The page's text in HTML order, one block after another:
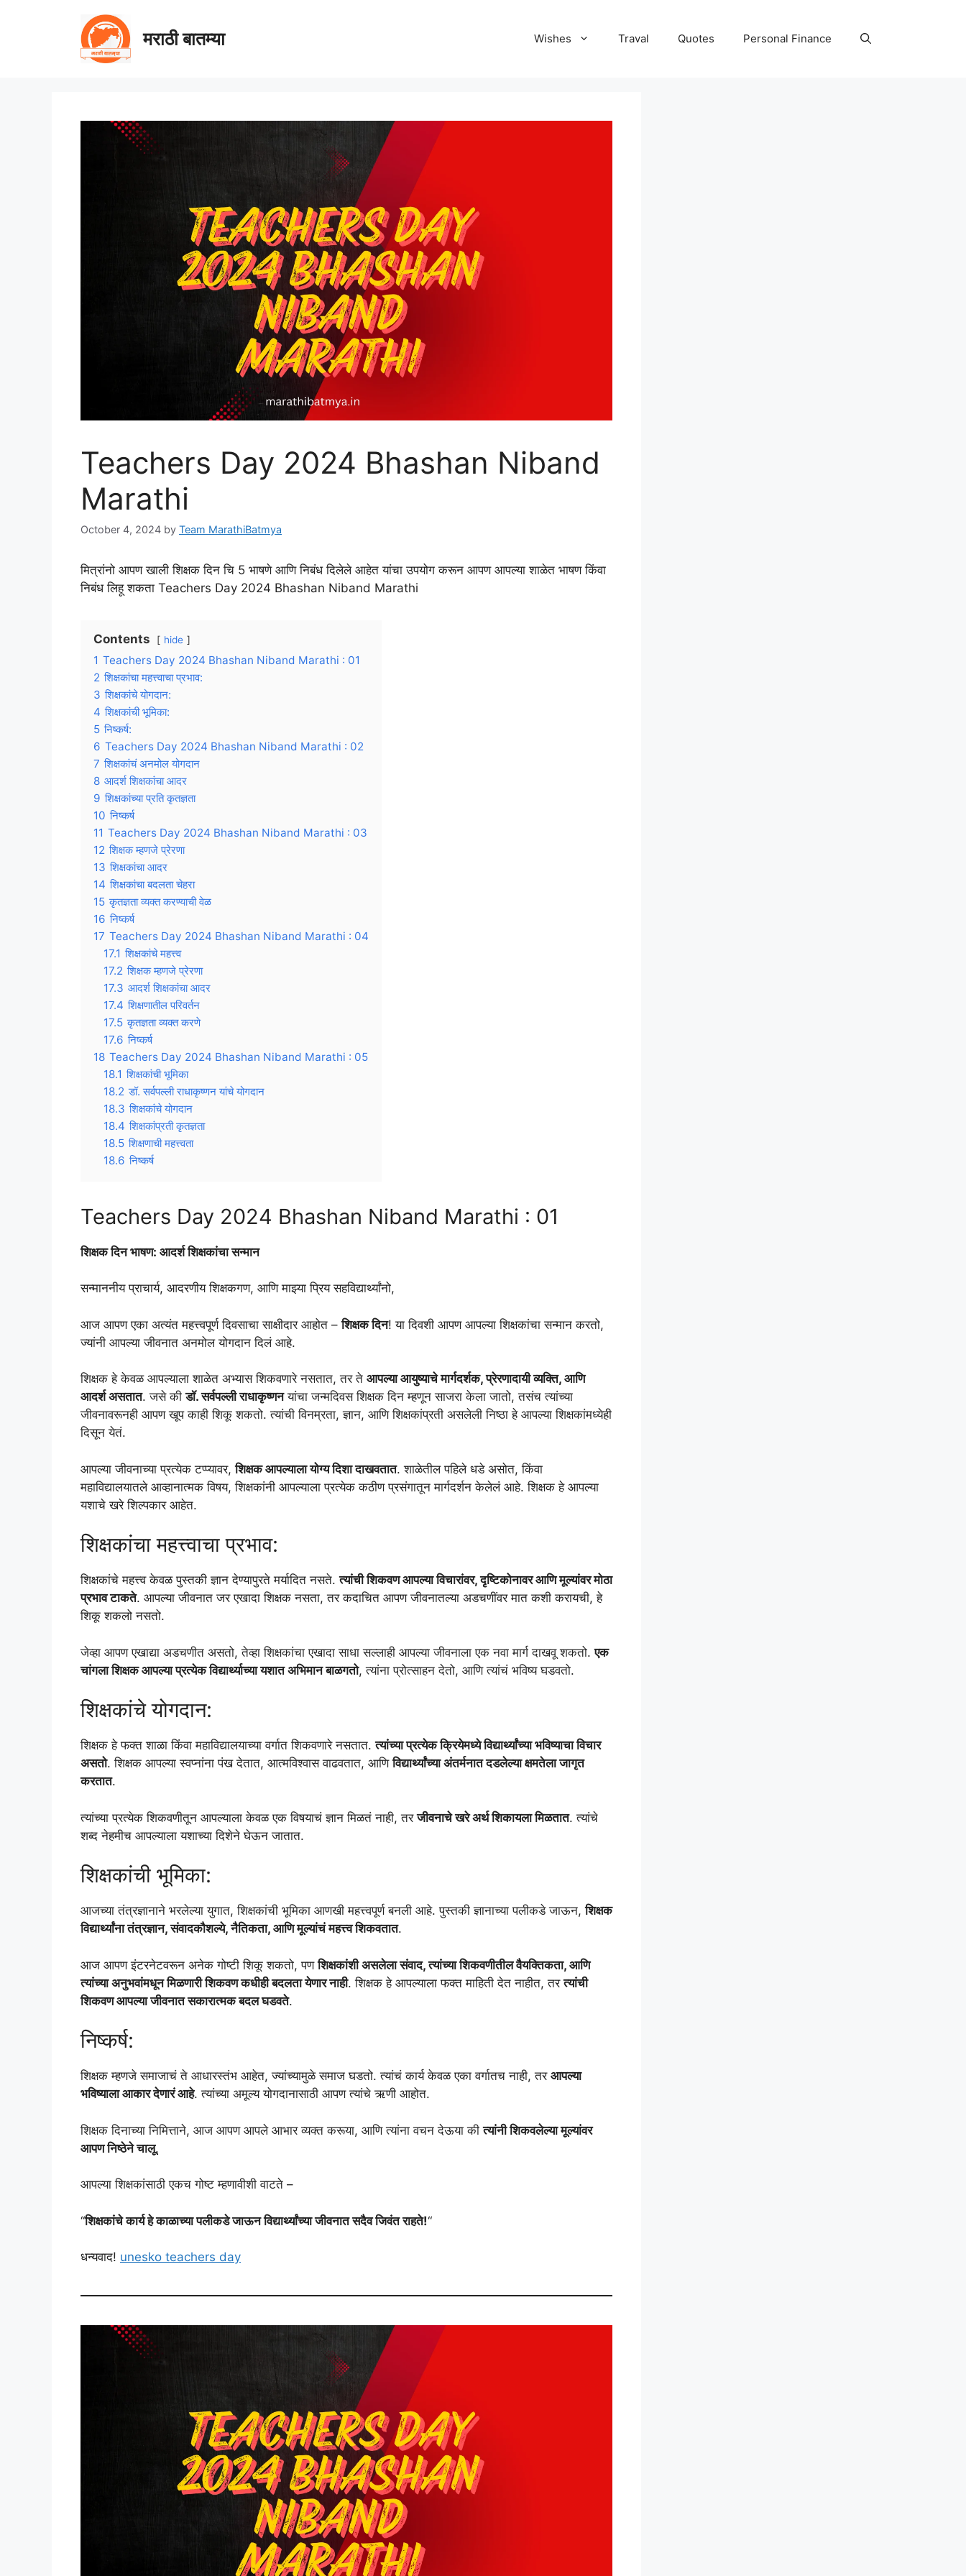
मराठी बातम्या Wishes Traval Quotes Personal Finance
Teachers Day 2024 Bhashan Niband
Marathi
October 4, 2024 by Team MarathiBatmya
मित्रांनो आपण खाली शिक्षक दिन चि 5 भाषणे आणि निबंध दिलेले आहेत यांचा उपयोग करून आपण आपल्या शाळेत भाषण किंवा
निबंध लिहू शकता Teachers Day 2024 Bhashan Niband Marathi
Contents hide
1 Teachers Day 2024 Bhashan Niband Marathi : 01
2 शिक्षकांचा महत्त्वाचा प्रभाव:
3 शिक्षकांचे योगदान:
4 शिक्षकांची भूमिका:
5 निष्कर्ष:
6 Teachers Day 2024 Bhashan Niband Marathi : 02
7 शिक्षकांचं अनमोल योगदान
8 आदर्श शिक्षकांचा आदर
9 शिक्षकांच्या प्रति कृतज्ञता
10 निष्कर्ष
11 Teachers Day 2024 Bhashan Niband Marathi : 03
12 शिक्षक म्हणजे प्रेरणा
13 शिक्षकांचा आदर
14 शिक्षकांचा बदलता चेहरा
15 कृतज्ञता व्यक्त करण्याची वेळ
16 निष्कर्ष
17 Teachers Day 2024 Bhashan Niband Marathi : 04
17.1 शिक्षकांचे महत्त्व
17.2 शिक्षक म्हणजे प्रेरणा
17.3 आदर्श शिक्षकांचा आदर
17.4 शिक्षणातील परिवर्तन
17.5 कृतज्ञता व्यक्त करणे
17.6 निष्कर्ष
18 Teachers Day 2024 Bhashan Niband Marathi : 05
18.1 शिक्षकांची भूमिका
18.2 डॉ. सर्वपल्ली राधाकृष्णन यांचे योगदान
18.3 शिक्षकांचे योगदान
18.4 शिक्षकांप्रती कृतज्ञता
18.5 शिक्षणाची महत्त्वता
18.6 निष्कर्ष
Teachers Day 2024 Bhashan Niband Marathi : 01
शिक्षक दिन भाषण: आदर्श शिक्षकांचा सन्मान
सन्माननीय प्राचार्य, आदरणीय शिक्षकगण, आणि माझ्या प्रिय सहविद्यार्थ्यांनो,
आज आपण एका अत्यंत महत्त्वपूर्ण दिवसाचा साक्षीदार आहोत –शिक्षक दिन! या दिवशी आपण आपल्या शिक्षकांचा सन्मान करतो,
ज्यांनी आपल्या जीवनात अनमोल योगदान दिलं आहे.
शिक्षक हे केवळ आपल्याला शाळेत अभ्यास शिकवणारे नसतात, तर ते आपल्या आयुष्याचे मार्गदर्शक, प्रेरणादायी व्यक्ति, आणि
आदर्श असतात. जसे कीडॉ. सर्वपल्ली राधाकृष्णनयांचा जन्मदिवस शिक्षक दिन म्हणून साजरा केला जातो, तसंच त्यांच्या
जीवनावरूनही आपण खूप काही शिकू शकतो. त्यांची विनम्रता, ज्ञान, आणि शिक्षकांप्रती असलेली निष्ठा हे आपल्या शिक्षकांमध्येही
दिसून येतं.
आपल्या जीवनाच्या प्रत्येक टप्प्यावर,शिक्षक आपल्याला योग्य दिशा दाखवतात. शाळेतील पहिले धडे असोत, किंवा
महाविद्यालयातले आव्हानात्मक विषय, शिक्षकांनी आपल्याला प्रत्येक कठीण प्रसंगातून मार्गदर्शन केलेलं आहे. शिक्षक हे आपल्या
यशाचे खरे शिल्पकार आहेत.
शिक्षकांचा महत्त्वाचा प्रभाव:
शिक्षकांचे महत्त्व केवळ पुस्तकी ज्ञान देण्यापुरते मर्यादित नसते.त्यांची शिकवण आपल्या विचारांवर, दृष्टिकोनावर आणि मूल्यांवर मोठा
प्रभाव टाकते. आपल्या जीवनात जर एखादा शिक्षक नसता, तर कदाचित आपण जीवनातल्या अडचणींवर मात कशी करायची, हे
शिकू शकलो नसतो.
जेव्हा आपण एखाद्या अडचणीत असतो, तेव्हा शिक्षकांचा एखादा साधा सल्लाही आपल्या जीवनाला एक नवा मार्ग दाखवू शकतो.एक
चांगला शिक्षक आपल्या प्रत्येक विद्यार्थ्याच्या यशात अभिमान बाळगतो, त्यांना प्रोत्साहन देतो, आणि त्यांचं भविष्य घडवतो.
शिक्षकांचे योगदान:
शिक्षक हे फक्त शाळा किंवा महाविद्यालयाच्या वर्गात शिकवणारे नसतात.त्यांच्या प्रत्येक क्रियेमध्ये विद्यार्थ्यांच्या भविष्याचा विचार
असतो. शिक्षक आपल्या स्वप्नांना पंख देतात, आत्मविश्वास वाढवतात, आणिविद्यार्थ्यांच्या अंतर्मनात दडलेल्या क्षमतेला जागृत
करतात.
त्यांच्या प्रत्येक शिकवणीतून आपल्याला केवळ एक विषयाचं ज्ञान मिळतं नाही, तरजीवनाचे खरे अर्थ शिकायला मिळतात. त्यांचे
शब्द नेहमीच आपल्याला यशाच्या दिशेने घेऊन जातात.
शिक्षकांची भूमिका:
आजच्या तंत्रज्ञानाने भरलेल्या युगात, शिक्षकांची भूमिका आणखी महत्त्वपूर्ण बनली आहे. पुस्तकी ज्ञानाच्या पलीकडे जाऊन,शिक्षक
विद्यार्थ्यांना तंत्रज्ञान, संवादकौशल्ये, नैतिकता, आणि मूल्यांचं महत्त्व शिकवतात.
आज आपण इंटरनेटवरून अनेक गोष्टी शिकू शकतो, पणशिक्षकांशी असलेला संवाद, त्यांच्या शिकवणीतील वैयक्तिकता, आणि
त्यांच्या अनुभवांमधून मिळणारी शिकवण कधीही बदलता येणार नाही. शिक्षक हे आपल्याला फक्त माहिती देत नाहीत, तरत्यांची
शिकवण आपल्या जीवनात सकारात्मक बदल घडवते.
निष्कर्ष:
शिक्षक म्हणजे समाजाचं ते आधारस्तंभ आहेत, ज्यांच्यामुळे समाज घडतो. त्यांचं कार्य केवळ एका वर्गातच नाही, तर आपल्या
भविष्याला आकार देणारं आहे. त्यांच्या अमूल्य योगदानासाठी आपण त्यांचे ऋणी आहोत.
शिक्षक दिनाच्या निमित्ताने, आज आपण आपले आभार व्यक्त करूया, आणि त्यांना वचन देऊया कीत्यांनी शिकवलेल्या मूल्यांवर
आपण निष्ठेने चालू.
आपल्या शिक्षकांसाठी एकच गोष्ट म्हणावीशी वाटते –
“शिक्षकांचे कार्य हे काळाच्या पलीकडे जाऊन विद्यार्थ्यांच्या जीवनात सदैव जिवंत राहते!“
धन्यवाद! unesko teachers day